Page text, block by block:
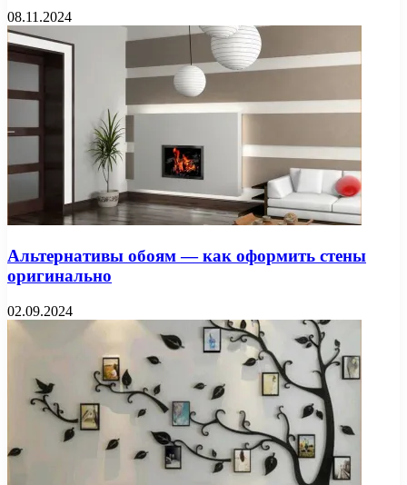
08.11.2024
Альтернативы обоям — как оформить стены
оригинально
02.09.2024